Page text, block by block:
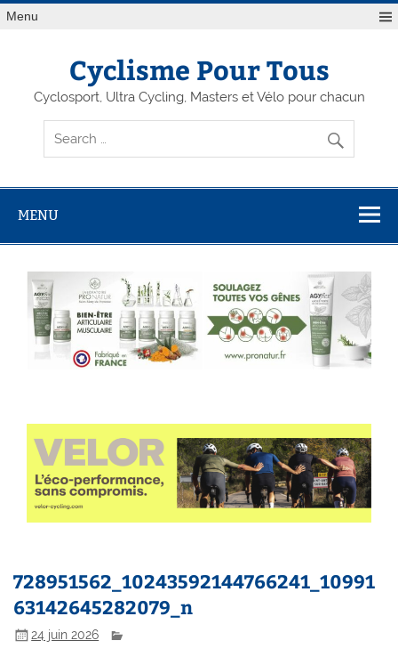
Menu
Cyclisme Pour Tous
Cyclosport, Ultra Cycling, Masters et Vélo pour chacun
MENU
728951562_10243592144766241_10991
63142645282079_n
24 juin 2026